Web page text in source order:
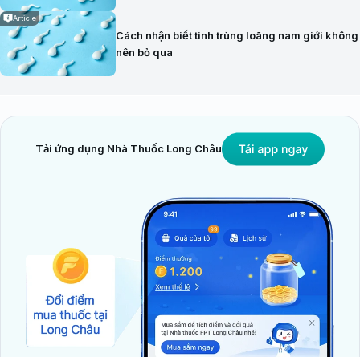
Article
Cách nhận biết tinh trùng loãng nam giới không
nên bỏ qua
Tải ứng dụng Nhà Thuốc Long Châu